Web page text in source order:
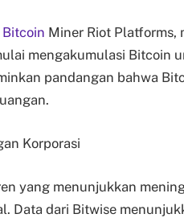
Bitcoin Miner Riot Platforms,
mengakumulasi Bitcoin
pandangan bahwa
Korporasi
yang menunjukkan
Data dari Bitwise